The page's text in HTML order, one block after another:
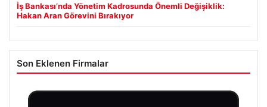
İş Bankası’nda Yönetim Kadrosunda Önemli Değişiklik:
Hakan Aran Görevini Bırakıyor
Son Eklenen Firmalar